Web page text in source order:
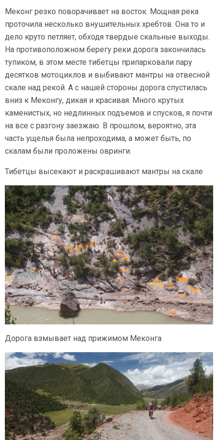
Меконг резко поворачивает на восток. Мощная река
проточила несколько внушительных хребтов. Она то и
дело круто петляет, обходя твердые скальные выходы.
На противоположном берегу реки дорога закончилась
тупиком, в этом месте тибетцы припарковали пару
десятков мотоциклов и выбивают мантры на отвесной
скале над рекой. А с нашей стороны дорога спустилась
вниз к Меконгу, дикая и красивая. Много крутых
каменистых, но недлинных подъемов и спусков, я почти
на все с разгону заезжаю. В прошлом, вероятно, эта
часть ущелья была непроходима, а может быть, по
скалам были проложены овринги.
Тибетцы высекают и раскрашивают мантры на скале
Дорога взмывает над прижимом Меконга